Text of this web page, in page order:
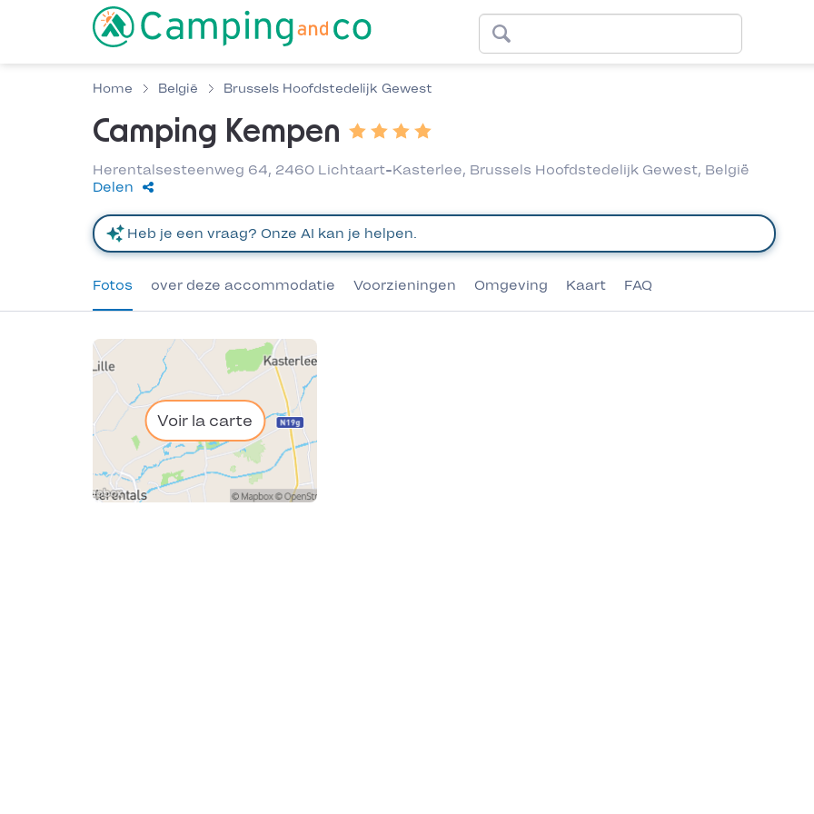
Home België Brussels Hoofdstedelijk Gewest
Camping Kempen
Herentalsesteenweg 64, 2460 Lichtaart-Kasterlee, Brussels Hoofdstedelijk Gewest, België
Delen
Fotos over deze accommodatie Voorzieningen Omgeving Kaart FAQ
Voir la carte